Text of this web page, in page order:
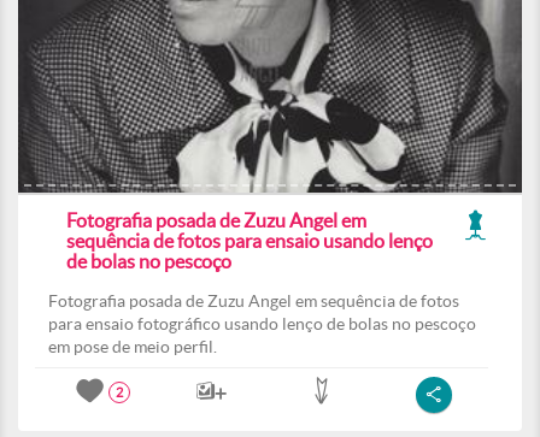
Fotografia posada de Zuzu Angel em
sequência de fotos para ensaio usando lenço
de bolas no pescoço
Fotografia posada de Zuzu Angel em sequência de fotos
para ensaio fotográfico usando lenço de bolas no pescoço
em pose de meio perfil.
2